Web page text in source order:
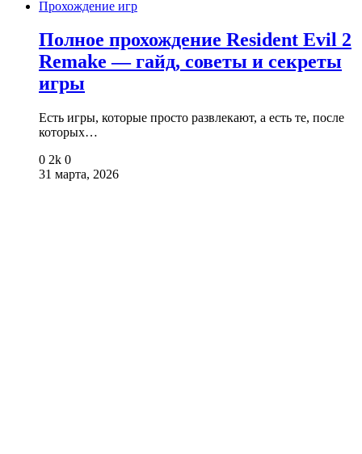
Прохождение игр
Полное прохождение Resident Evil 2
Remake — гайд, советы и секреты
игры
Есть игры, которые просто развлекают, а есть те, после
которых…
0 2k 0
31 марта, 2026